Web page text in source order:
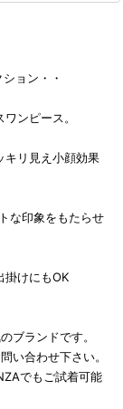
ョン・・
ンピース。
キリ見え小顔効果
な印象をもたらせ
掛けにもOK
ブランドです。
い合わせ下さい。
でもご試着可能